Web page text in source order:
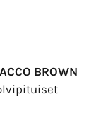
BROWN